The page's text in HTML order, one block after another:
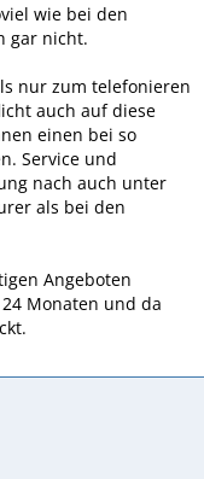
wie bei den
gar nicht.
nur zum telefonieren
auch auf diese
einen bei so
Service und
nach auch unter
als bei den
Angeboten
Monaten und da